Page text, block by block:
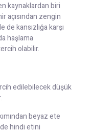
kaynaklardan biri
açısından zengin
de kansızlığa karşı
haşlama
olabilir.
edilebilecek düşük
beyaz ete
hindi etini